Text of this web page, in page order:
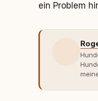
ein Problem